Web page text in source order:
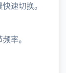
速切换。
率。